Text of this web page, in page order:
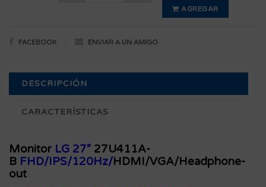
en aplicaciones, videos y juegos ligeros. Incluye tecnología
antiparpadeo, modos de lectura y conectividad versátil para
STOCK Chiclayo:
más de 2 unidades
AGREGAR
FACEBOOK ENVIAR A UN AMIGO
DESCRIPCIÓN
CARACTERÍSTICAS
Monitor LG 27” 27U411A-
B FHD/IPS/120Hz/HDMI/VGA/Headphone-
out